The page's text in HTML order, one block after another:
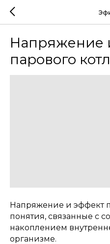
Напряжение
парового
Напряжение и эффект
понятия, связанные с
накоплением
организме.